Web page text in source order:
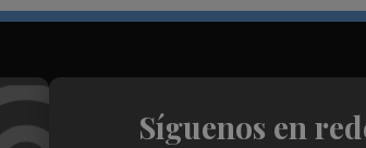
Síguenos en